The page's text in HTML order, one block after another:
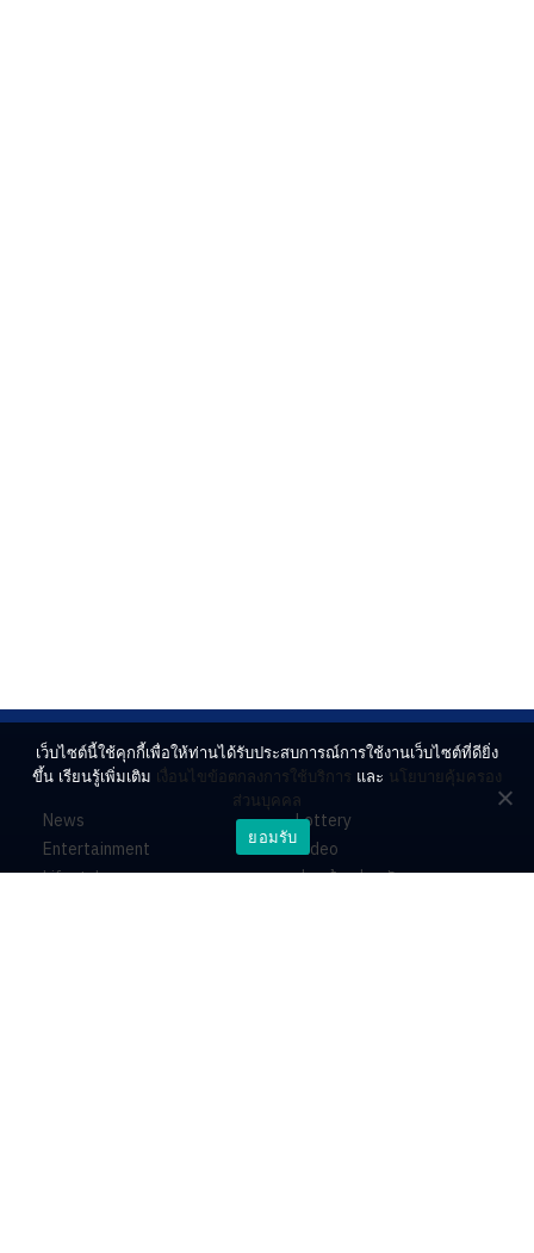
News
Entertainment
Lifestyle
Lottery
Video
ร่วมด้วยช่วยกัน
เว็บไซต์นี้ใช้คุกกี้เพื่อให้ท่านได้รับประสบการณ์การใช้งานเว็บไซต์ที่ดียิ่ง
ขึ้น เรียนรู้เพิ่มเติม เงื่อนไขข้อตกลงการใช้บริการ และ นโยบายคุ้มครอง
ส่วนบุคคล
ยอมรับ